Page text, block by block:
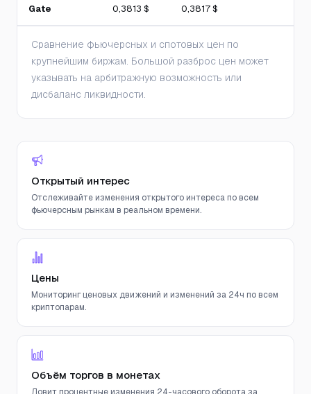
Gate 0,3813 $ 0,3817 $
Сравнение фьючерсных и спотовых цен по
крупнейшим биржам. Большой разброс цен может
указывать на арбитражную возможность или
дисбаланс ликвидности.
Открытый интерес
Отслеживайте изменения открытого интереса по всем
фьючерсным рынкам в реальном времени.
Цены
Мониторинг ценовых движений и изменений за 24ч по всем
криптопарам.
Объём торгов в монетах